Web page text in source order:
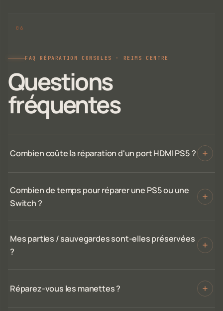
FAQ RÉPARATION CONSOLES · REIMS CENTRE
Questions
fréquentes
Combien coûte la réparation d'un port HDMI PS5 ?
Combien de temps pour réparer une PS5 ou une
Switch ?
Mes parties / sauvegardes sont-elles préservées
?
Réparez-vous les manettes ?